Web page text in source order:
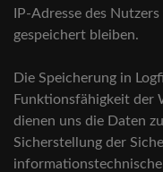
IP-Adresse des
gespeichert bleiben.
Die Speicherung in
Funktionsfähigkeit der
dienen uns die Daten
Sicherstellung der